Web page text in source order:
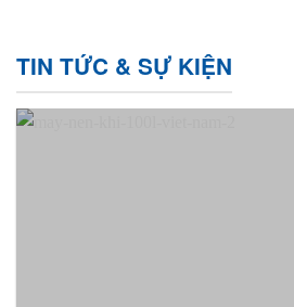
TIN TỨC & SỰ KIỆN